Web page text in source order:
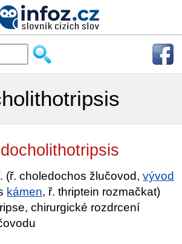
(ř. choledochos žlučovod,vývod
kámen, ř. thriptein rozmačkat)
chirurgické rozdrcení